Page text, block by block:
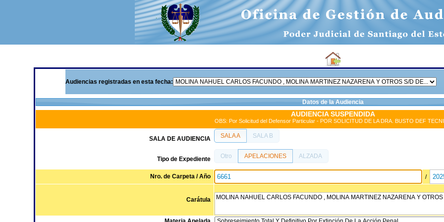
Audiencias registradas en esta fecha:
Datos de la Audiencia
AUDIENCIA SUSPENDIDA
OBS: Por Solicitud del Defensor Particular - POR SOLICITUD DE LA DRA. BUSTO DEF
SALA DE AUDIENCIA SALA A SALA B
Tipo de Expediente Otro APELACIONES ALZADA
Nro. de Carpeta / Año /
Carátula